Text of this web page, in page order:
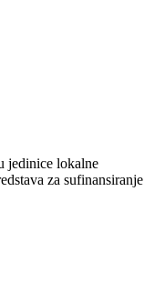
jedinice lokalne
za sufinansiranje